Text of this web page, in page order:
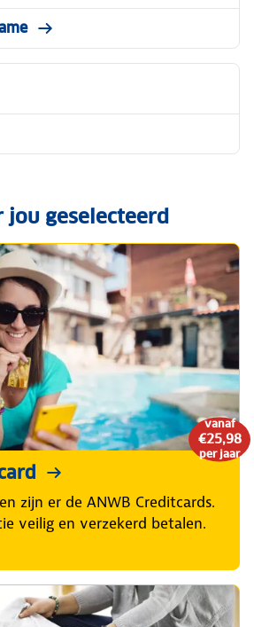
jou geselecteerd
vanaf
€25,98
per jaar
zijn er de ANWB Creditcards.
veilig en verzekerd betalen.